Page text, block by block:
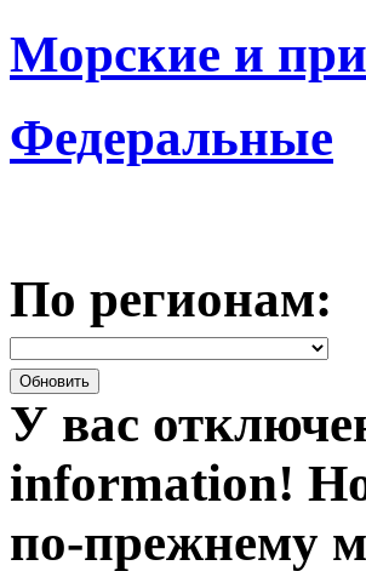
Морские и
Федеральные
По регионам:
У вас
information!
по-прежнему